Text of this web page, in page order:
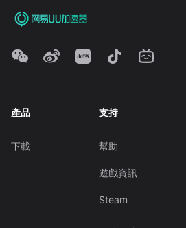
產品
下載
支持
幫助
遊戲資訊
Steam